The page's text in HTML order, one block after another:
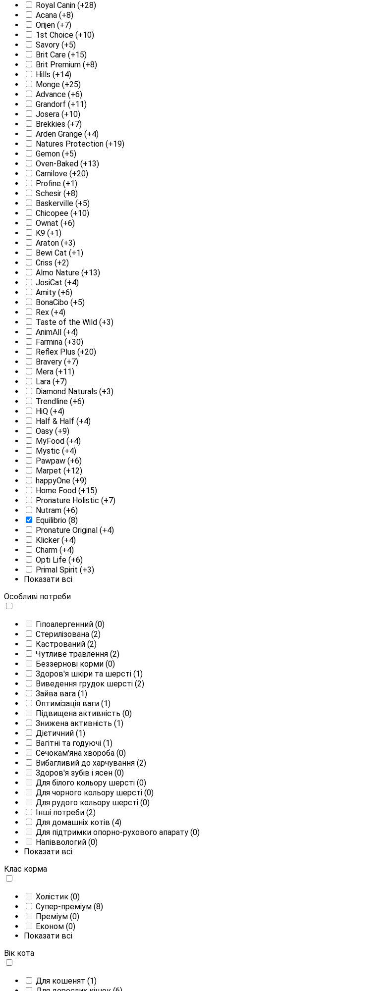
Royal Canin (+28)
Acana (+8)
Orijen (+7)
1st Choice (+10)
Savory (+5)
Brit Care (+15)
Brit Premium (+8)
Hills (+14)
Monge (+25)
Advance (+6)
Grandorf (+11)
Josera (+10)
Brekkies (+7)
Arden Grange (+4)
Natures Protection (+19)
Gemon (+5)
Oven-Baked (+13)
Carnilove (+20)
Profine (+1)
Schesir (+8)
Baskerville (+5)
Chicopee (+10)
Ownat (+6)
K9 (+1)
Araton (+3)
Bewi Cat (+1)
Criss (+2)
Almo Nature (+13)
JosiCat (+4)
Amity (+6)
BonaCibo (+5)
Rex (+4)
Taste of the Wild (+3)
AnimAll (+4)
Farmina (+30)
Reflex Plus (+20)
Bravery (+7)
Mera (+11)
Lara (+7)
Diamond Naturals (+3)
Trendline (+6)
HiQ (+4)
Half & Half (+4)
Oasy (+9)
MyFood (+4)
Mystic (+4)
Pawpaw (+6)
Marpet (+12)
happyOne (+9)
Home Food (+15)
Pronature Holistic (+7)
Nutram (+6)
Equilibrio (8)
Pronature Original (+4)
Klicker (+4)
Charm (+4)
Opti Life (+6)
Primal Spirit (+3)
Показати всі
Особливі потреби
Гіпоалергенний (0)
Стерилізована (2)
Кастрований (2)
Чутливе травлення (2)
Беззернові корми (0)
Здоров'я шкіри та шерсті (1)
Виведення грудок шерсті (2)
Зайва вага (1)
Оптимізація ваги (1)
Підвищена активність (0)
Знижена активність (1)
Дієтичний (1)
Вагітні та годуючі (1)
Сечокам'яна хвороба (0)
Вибагливий до харчування (2)
Здоров'я зубів і ясен (0)
Для білого кольору шерсті (0)
Для чорного кольору шерсті (0)
Для рудого кольору шерсті (0)
Інші потреби (2)
Для домашніх котів (4)
Для підтримки опорно-рухового апарату (0)
Напіввологий (0)
Показати всі
Клас корма
Холістик (0)
Супер-преміум (8)
Преміум (0)
Економ (0)
Показати всі
Вік кота
Для кошенят (1)